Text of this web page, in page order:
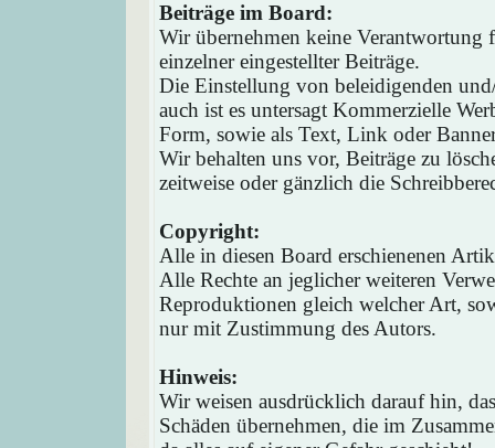
Beiträge im Board:
Wir übernehmen keine
einzelner eingestellter Beiträge.
Die Einstellung von beleidigenden
auch ist es untersagt Kommerzielle
Form, sowie als Text, Link oder
Wir behalten uns vor, Beiträge zu
zeitweise oder gänzlich die
Copyright:
Alle in diesen Board erschienenen
Alle Rechte an jeglicher weiteren
Reproduktionen gleich welcher Art,
nur mit Zustimmung des Autors.
Hinweis:
Wir weisen ausdrücklich darauf hin,
Schäden übernehmen, die im